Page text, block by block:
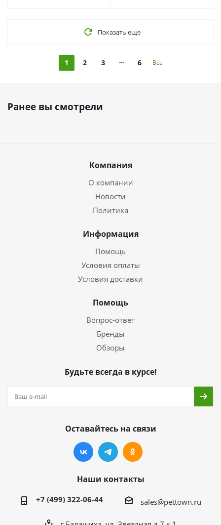
Показать еще
1 2 3 6 Все
Ранее вы смотрели
Компания
О компании
Новости
Политика
Информация
Помощь
Условия оплаты
Условия доставки
Помощь
Вопрос-ответ
Бренды
Обзоры
Будьте всегда в курсе!
Оставайтесь на связи
Наши контакты
+7 (499) 322-06-44 sales@pettown.ru